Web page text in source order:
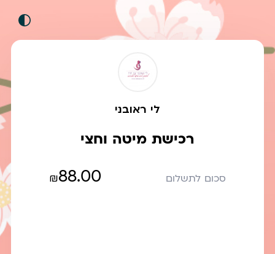
לי ראובני
רכישת מיטה וחצי
סכום לתשלום ₪88.00